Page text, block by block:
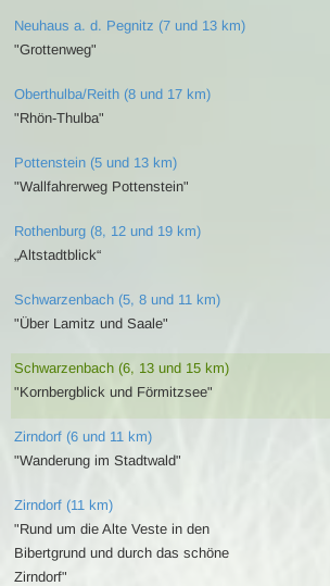
Neuhaus a. d. Pegnitz (7 und 13 km)
"Grottenweg"
Oberthulba/Reith (8 und 17 km)
"Rhön-Thulba"
Pottenstein (5 und 13 km)
"Wallfahrerweg Pottenstein"
Rothenburg (8, 12 und 19 km)
„Altstadtblick“
Schwarzenbach (5, 8 und 11 km)
"Über Lamitz und Saale"
Schwarzenbach (6, 13 und 15 km)
"Kornbergblick und Förmitzsee"
Zirndorf (6 und 11 km)
"Wanderung im Stadtwald"
Zirndorf (11 km)
"Rund um die Alte Veste in den
Bibertgrund und durch das schöne
Zirndorf"